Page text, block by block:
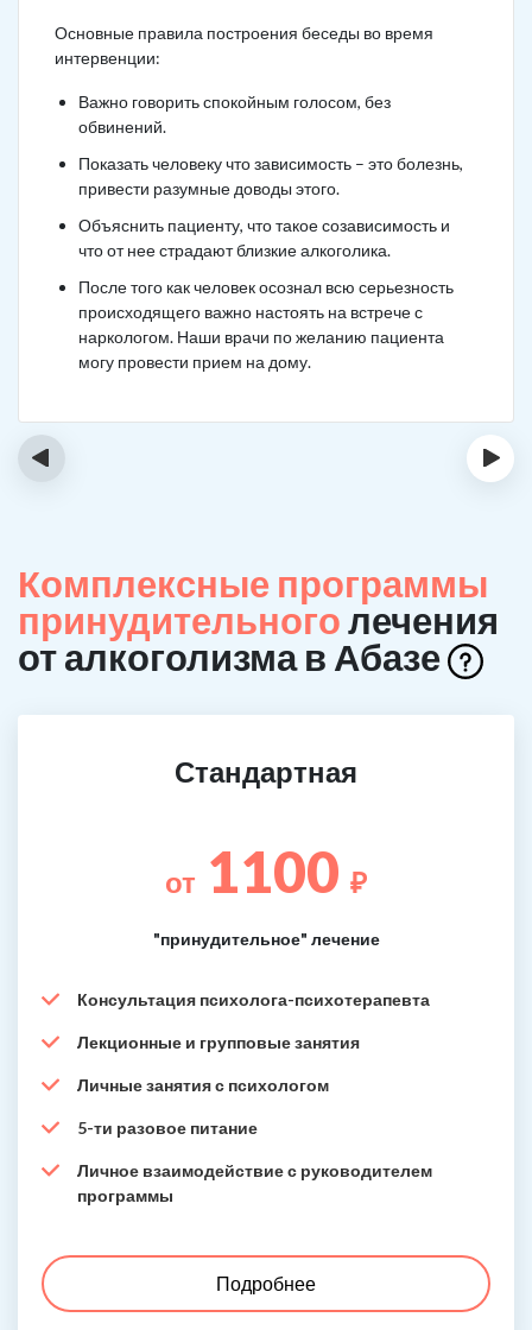
Основные правила построения беседы во время
интервенции:
Важно говорить спокойным голосом, без
обвинений.
Показать человеку что зависимость – это болезнь,
привести разумные доводы этого.
Объяснить пациенту, что такое созависимость и
что от нее страдают близкие алкоголика.
После того как человек осознал всю серьезность
происходящего важно настоять на встрече с
наркологом. Наши врачи по желанию пациента
могу провести прием на дому.
‹ ›
Комплексные программы
принудительноголечения
от алкоголизма в Абазе
Стандартная
от 1100 ₽
"принудительное" лечение
Консультация психолога-психотерапевта
Лекционные и групповые занятия
Личные занятия с психологом
5-ти разовое питание
Личное взаимодействие с руководителем
программы
Подробнее